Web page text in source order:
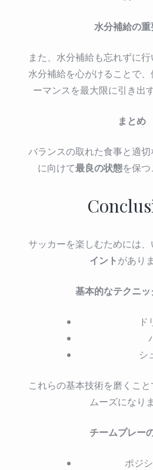
水分補給の
また、水分補給も忘れずに
水分補給を心がけることで
ーマンスを最大限に引き出
まとめ
バランスの取れた食事と適
に向けて最良の状態を保つ
サッカーを楽しむためには
イントがあり
基本的なテクニ
ド
シ
これらの基本技術を磨くこ
ムーズになり
チームプレー
ポジ